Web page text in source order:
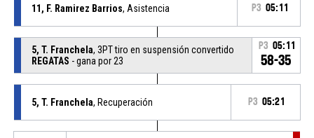
11, F. Ramirez Barrios, Asistencia P3 05:11
5, T. Franchela, 3PT tiro en suspensión convertido
REGATAS - gana por 23
P3 05:11
58-35
5, T. Franchela, Recuperación P3 05:21